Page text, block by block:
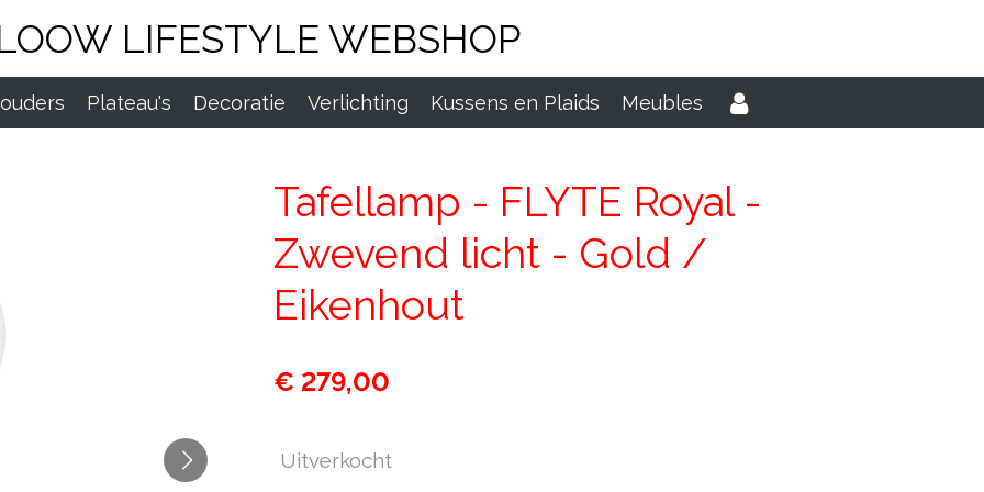
LIFESTYLE WEBSHOP
Plateau's Decoratie Verlichting Kussens en Plaids Meubles
Tafellamp - FLYTE Royal -
Zwevend licht - Gold /
Eikenhout
€ 279,00
Uitverkocht